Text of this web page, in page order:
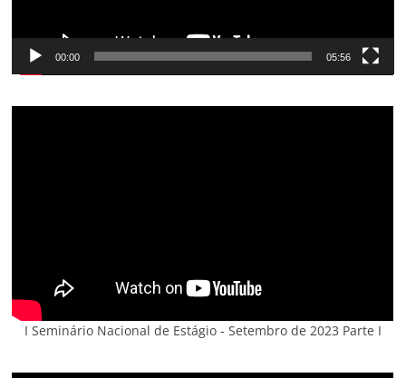
00:00 05:56
I Seminário Nacional de Estágio - Setembro de 2023 Parte I